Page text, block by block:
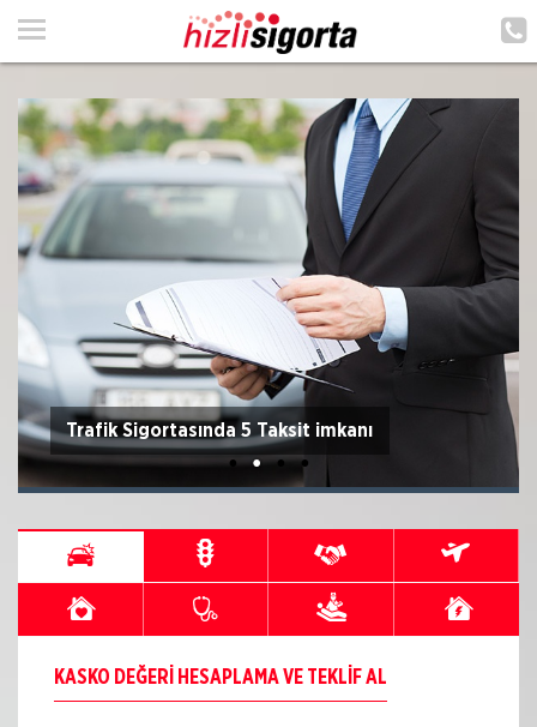
ANA SAYFA
HİZMETLERİMİZ
POLIÇE HATIRLAT
İLETIŞIM
MÜŞTERI GIRIŞI
TEKLİF AL
Trafik Sigortasında 5 Taksit imkanı
KASKO DEĞERI HESAPLAMA VE TEKLIF AL